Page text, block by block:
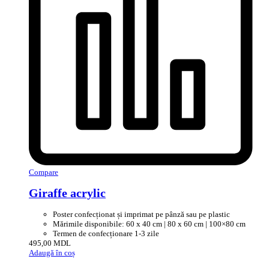
Compare
Giraffe acrylic
Poster confecționat și imprimat pe pânză sau pe plastic
Mărimile disponibile: 60 x 40 cm | 80 x 60 cm | 100×80 cm
Termen de confecționare 1-3 zile
495,00 MDL
Adaugă în coș